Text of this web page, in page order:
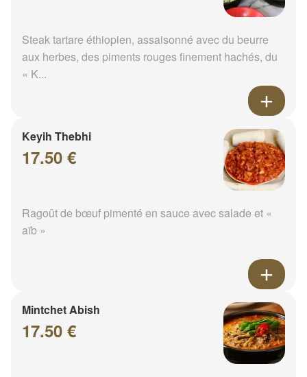
Steak tartare éthiopien, assaisonné avec du beurre
aux herbes, des piments rouges finement hachés, du
« K...
Keyih Thebhi
17.50 €
Ragoût de bœuf pimenté en sauce avec salade et «
aïb »
Mintchet Abish
17.50 €